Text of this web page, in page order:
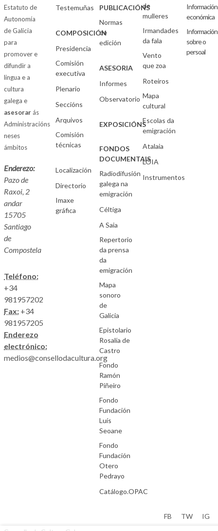
Estatuto de
Autonomía
de Galicia
para
promover e
difundir a
lingua e a
cultura
galega e
asesorarás
Administracións
neses
ámbitos
Enderezo:
Pazo de
Raxoi, 2
andar
15705
Santiago
de
Compostela
Teléfono:
+34
981957202
Fax: +34
981957205
Enderezo
electrónico:
medios@consellodacultura.org
Testemuñas
COMPOSICIÓN
Presidencia
Comisión
executiva
Plenario
Seccións
Arquivos
Comisión
técnicas
Localización
Directorio
Imaxe
gráfica
PUBLICACIÓNS
Normas
de
edición
ASESORIA
Informes
Observatorio
EXPOSICIÓNS
FONDOS
DOCUMENTAIS
Radiodifusión
galega na
emigración
Céltiga
A Saia
Repertorio
da prensa
da
emigración
Mapa
sonoro
de
Galicia
Epistolario
Rosalía de
Castro
Fondo
Ramón
Piñeiro
Fondo
Fundación
Luís
Seoane
Fondo
Fundación
Otero
Pedrayo
Catálogo.OPAC
de
mulleres
Irmandades
da fala
Vento
que zoa
Roteiros
Mapa
cultural
Escolas da
emigración
Atalaia
LOIA
Instrumentos
Información
económica
Información
sobre o
persoal
FB TW IG